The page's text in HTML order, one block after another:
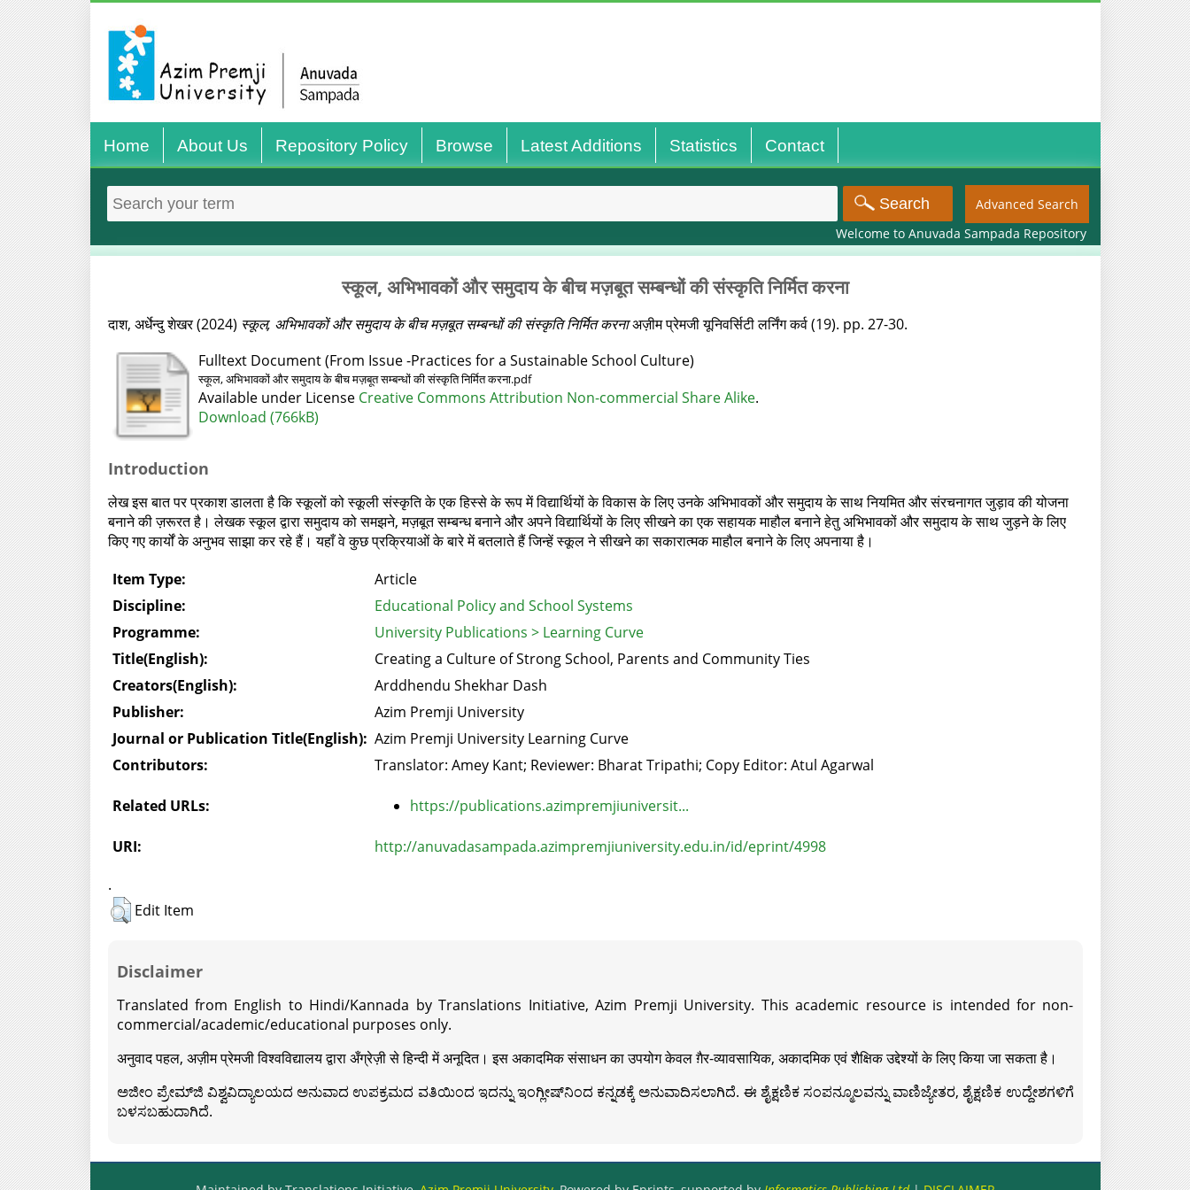
Home About Us Repository Policy Browse Latest Additions Statistics Contact
Advanced Search
Welcome to Anuvada Sampada Repository
स्कूल, अभिभावकों और समुदाय के बीच मज़बूत सम्बन्धों की संस्कृति निर्मित करना
दाश, अर्धेन्दु शेखर(2024) स्कूल, अभिभावकों और समुदाय के बीच मज़बूत सम्बन्धों की संस्कृति निर्मित करनाअज़ीम प्रेमजी यूनिवर्सिटी लर्निंग कर्व (19). pp. 27-30.
Fulltext Document (From Issue -Practices for a Sustainable School Culture)
स्कूल, अभिभावकों और समुदाय के बीच मज़बूत सम्बन्धों की संस्कृति निर्मित करना.pdf
Available under License Creative Commons Attribution Non-commercial Share Alike.
Download (766kB)
Introduction
लेख इस बात पर प्रकाश डालता है कि स्कूलों को स्कूली संस्कृति के एक हिस्से के रूप में विद्यार्थियों के विकास के लिए उनके अभिभावकों और समुदाय के साथ नियमित और संरचनागत जुड़ाव की योजना
बनाने की ज़रूरत है। लेखक स्कूल द्वारा समुदाय को समझने, मज़बूत सम्बन्ध बनाने और अपने विद्यार्थियों के लिए सीखने का एक सहायक माहौल बनाने हेतु अभिभावकों और समुदाय के साथ जुड़ने के लिए
किए गए कार्यों के अनुभव साझा कर रहे हैं। यहाँ वे कुछ प्रक्रियाओं के बारे में बतलाते हैं जिन्हें स्कूल ने सीखने का सकारात्मक माहौल बनाने के लिए अपनाया है।
Item Type:
Article
Discipline:
Educational Policy and School Systems
Programme:
University Publications > Learning Curve
Title(English):
Creating a Culture of Strong School, Parents and Community Ties
Creators(English):
Arddhendu Shekhar Dash
Publisher:
Azim Premji University
Journal or Publication Title(English): Azim Premji University Learning Curve
Contributors:
Translator: Amey Kant; Reviewer: Bharat Tripathi; Copy Editor: Atul Agarwal
Related URLs: https://publications.azimpremjiuniversit...
URI:
http://anuvadasampada.azimpremjiuniversity.edu.in/id/eprint/4998
.
Edit Item
Disclaimer
Translated from English to Hindi/Kannada by Translations Initiative, Azim Premji University. This academic resource is intended for non-
commercial/academic/educational purposes only.
अनुवाद पहल, अज़ीम प्रेमजी विश्वविद्यालय द्वारा अँग्रेज़ी से हिन्दी में अनूदित। इस अकादमिक संसाधन का उपयोग केवल ग़ैर-व्यावसायिक, अकादमिक एवं शैक्षिक उद्देश्यों के लिए किया जा सकता है।
ಅಜೀಂ ಪ್ರೇಮ್‍ಜಿ ವಿಶ್ವವಿದ್ಯಾಲಯದ ಅನುವಾದ ಉಪಕ್ರಮದ ವತಿಯಿಂದ ಇದನ್ನು ಇಂಗ್ಲೀಷ್‍ನಿಂದ ಕನ್ನಡಕ್ಕೆ ಅನುವಾದಿಸಲಾಗಿದೆ. ಈ ಶೈಕ್ಷಣಿಕ ಸಂಪನ್ಮೂಲವನ್ನು ವಾಣಿಜ್ಯೇತರ, ಶೈಕ್ಷಣಿಕ ಉದ್ದೇಶಗಳಿಗೆ
ಬಳಸಬಹುದಾಗಿದೆ.